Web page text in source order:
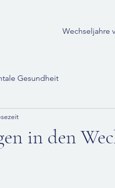
Wechseljahre
Gesundheit
in den